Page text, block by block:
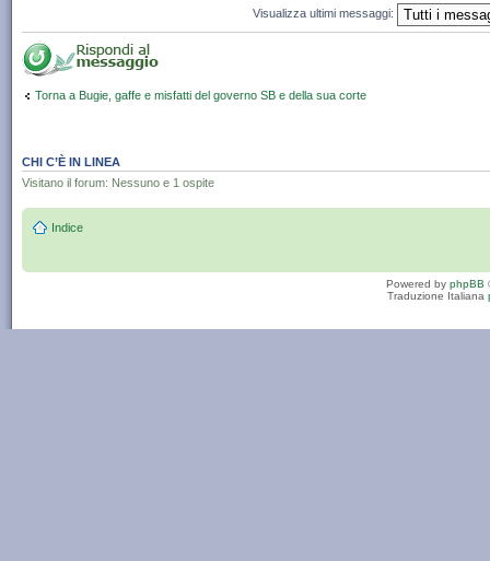
Visualizza ultimi messaggi:
Torna a Bugie, gaffe e misfatti del governo SB e della sua corte
CHI C’È IN LINEA
Visitano il forum: Nessuno e 1 ospite
Indice
Powered by phpBB
Traduzione Italiana